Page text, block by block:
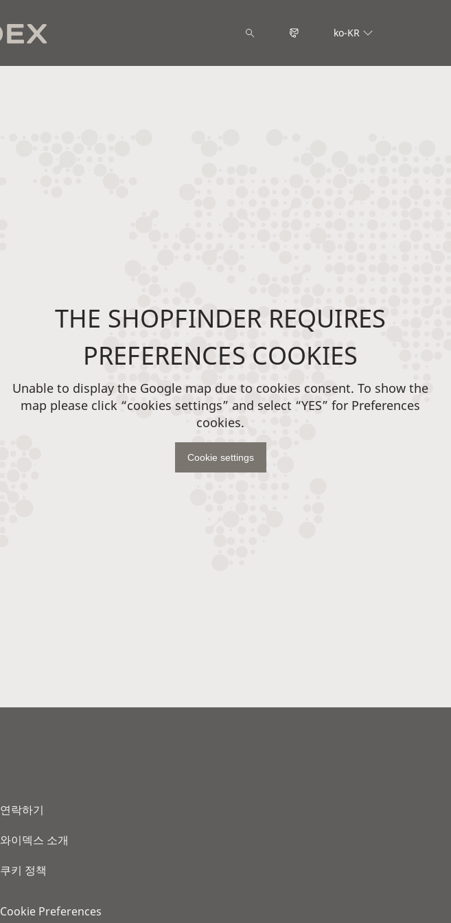
ko-KR
THE SHOPFINDER REQUIRES
PREFERENCES COOKIES
Unable to display the Google map due to cookies consent. To show the
map please click “cookies settings” and select “YES” for Preferences
cookies.
Cookie settings
연락하기
와이덱스 소개
쿠키 정책
Cookie Preferences